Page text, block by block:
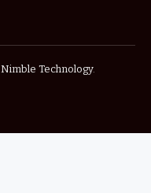
Nimble Technology.